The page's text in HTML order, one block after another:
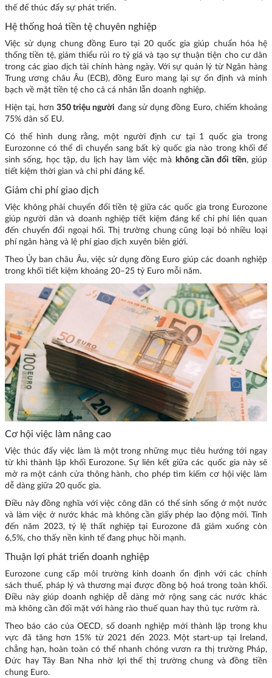
thế để thúc đẩy sự phát triển.
Hệ thống hoá tiền tệ chuyên nghiệp
Việc sử dụng chung đồng Euro tại 20 quốc gia giúp chuẩn hóa hệ
thống tiền tệ, giảm thiểu rủi ro tỷ giá và tạo sự thuận tiện cho cư dân
trong các giao dịch tài chính hàng ngày. Với sự quản lý từ Ngân hàng
Trung ương châu Âu (ECB), đồng Euro mang lại sự ổn định và minh
bạch về mặt tiền tệ cho cả cá nhân lẫn doanh nghiệp.
Hiện tại, hơn 350 triệu người đang sử dụng đồng Euro, chiếm khoảng
75% dân số EU.
Có thể hình dung rằng, một người định cư tại 1 quốc gia trong
Eurozonne có thể di chuyển sang bất kỳ quốc gia nào trong khối để
sinh sống, học tập, du lịch hay làm việc mà
không cần đổi tiền, giúp
tiết kiệm thời gian và chi phí đáng kể.
Giảm chi phí giao dịch
Việc không phải chuyển đổi tiền tệ giữa các quốc gia trong Eurozone
giúp người dân và doanh nghiệp tiết kiệm đáng kể chi phí liên quan
đến chuyển đổi ngoại hối. Thị trường chung cũng loại bỏ nhiều loại
phí ngân hàng và lệ phí giao dịch xuyên biên giới.
Theo Ủy ban châu Âu, việc sử dụng đồng Euro giúp các doanh nghiệp
trong khối tiết kiệm khoảng 20–25 tỷ Euro mỗi năm.
Cơ hội việc làm nâng cao
Việc thúc đẩy việc làm là một trong những mục tiêu hướng tới ngay
từ khi thành lập khối Eurozone. Sự liên kết giữa các quốc gia này sẽ
mở ra một cánh cửa thông hành, cho phép tìm kiếm cơ hội việc làm
dễ dàng giữa 20 quốc gia.
Điều này đồng nghĩa với việc công dân có thể sinh sống ở một nước
và làm việc ở nước khác mà không cần giấy phép lao động mới. Tính
đến năm 2023, tỷ lệ thất nghiệp tại Eurozone đã giảm xuống còn
6,5%, cho thấy nền kinh tế đang phục hồi mạnh.
Thuận lợi phát triển doanh nghiệp
Eurozone cung cấp môi trường kinh doanh ổn định với các chính
sách thuế, pháp lý và thương mại được đồng bộ hoá trong toàn khối.
Điều này giúp doanh nghiệp dễ dàng mở rộng sang các nước khác
mà không cần đối mặt với hàng rào thuế quan hay thủ tục rườm rà.
Theo báo cáo của OECD, số doanh nghiệp mới thành lập trong khu
vực đã tăng hơn 15% từ 2021 đến 2023. Một start-up tại Ireland,
chẳng hạn, hoàn toàn có thể nhanh chóng vươn ra thị trường Pháp,
Đức hay Tây Ban Nha nhờ lợi thế thị trường chung và đồng tiền
chung Euro.